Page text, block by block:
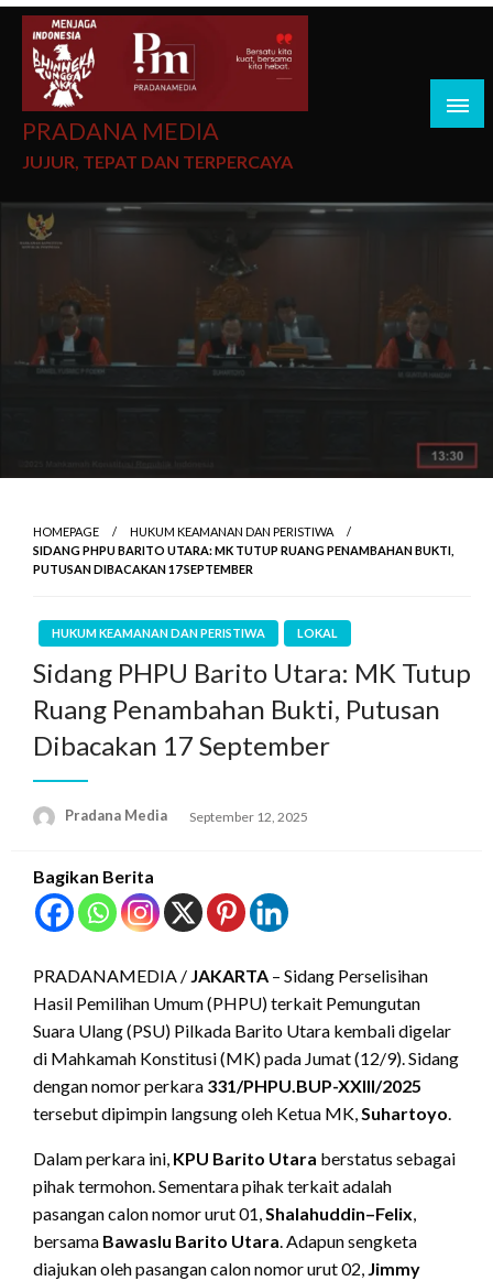
PRADANA MEDIA
JUJUR, TEPAT DAN TERPERCAYA
HOMEPAGE
HUKUM KEAMANAN DAN PERISTIWA
SIDANG PHPU BARITO UTARA: MK TUTUP RUANG PENAMBAHAN BUKTI,
PUTUSAN DIBACAKAN 17 SEPTEMBER
HUKUM KEAMANAN DAN PERISTIWA LOKAL
Sidang PHPU Barito Utara: MK Tutup
Ruang Penambahan Bukti, Putusan
Dibacakan 17 September
Pradana Media September 12, 2025
Bagikan Berita
PRADANAMEDIA / JAKARTA – Sidang Perselisihan
Hasil Pemilihan Umum (PHPU) terkait Pemungutan
Suara Ulang (PSU) Pilkada Barito Utara kembali digelar
di Mahkamah Konstitusi (MK) pada Jumat (12/9). Sidang
dengan nomor perkara 331/PHPU.BUP-XXIII/2025
tersebut dipimpin langsung oleh Ketua MK,Suhartoyo.
Dalam perkara ini, KPU Barito Utara berstatus sebagai
pihak termohon. Sementara pihak terkait adalah
pasangan calon nomor urut 01,Shalahuddin–Felix,
bersama Bawaslu Barito Utara. Adapun sengketa
diajukan oleh pasangan calon nomor urut 02, Jimmy